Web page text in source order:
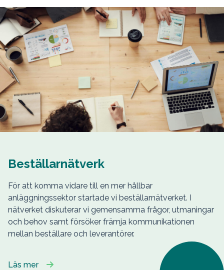
Beställarnätverk
För att komma vidare till en mer hållbar
anläggningssektor startade vi beställarnätverket. I
nätverket diskuterar vi gemensamma frågor, utmaningar
och behov samt försöker främja kommunikationen
mellan beställare och leverantörer.
Läs mer